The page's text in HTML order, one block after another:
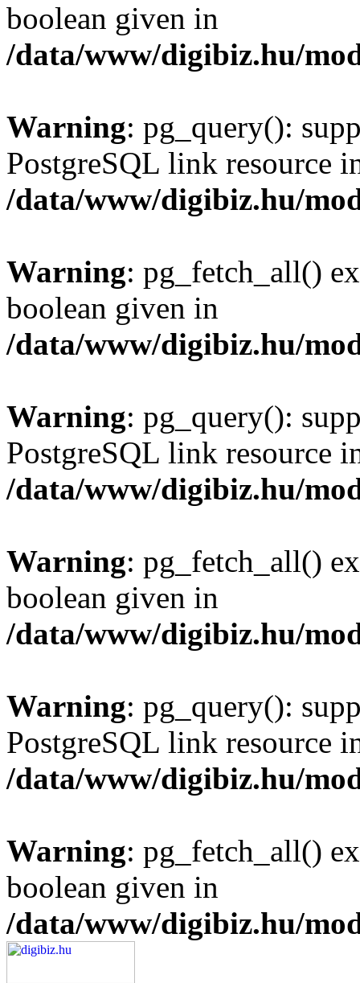
boolean given in
/data/www/digibiz.hu/
Warning: pg_query():
PostgreSQL link resource
/data/www/digibiz.hu/
Warning: pg_fetch_all()
boolean given in
/data/www/digibiz.hu/
Warning: pg_query():
PostgreSQL link resource
/data/www/digibiz.hu/
Warning: pg_fetch_all()
boolean given in
/data/www/digibiz.hu/
Warning: pg_query():
PostgreSQL link resource
/data/www/digibiz.hu/
Warning: pg_fetch_all()
boolean given in
/data/www/digibiz.hu/